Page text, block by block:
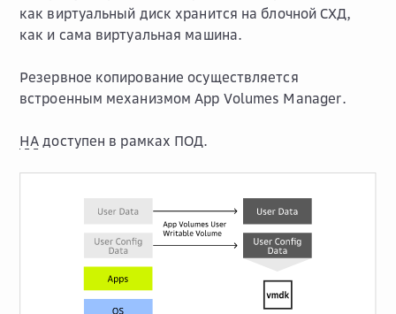
как виртуальный диск хранится на блочной СХД,
как и сама виртуальная машина.
Резервное копирование осуществляется
встроенным механизмом App Volumes Manager.
HA доступен в рамках ПОД.